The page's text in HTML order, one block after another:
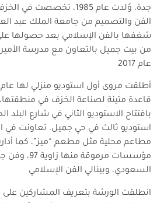
جدة، وُلدت عام 1985،
شغفها بالفن الإسلامي بعد حصولها
من بيت جميل بالتعاون مع مدرسة الأمير
عام 2017
قاعدة متينة لصناعة الخزف في
استوديو ثالث في حي جميل. تعاونت في
مطاعم محلية مثل مطعم “ميز”، كما
مؤسسات
السعودي، وبينالي الفن الإسلامي
انطلقت الورشة بتعريف المشاركين على